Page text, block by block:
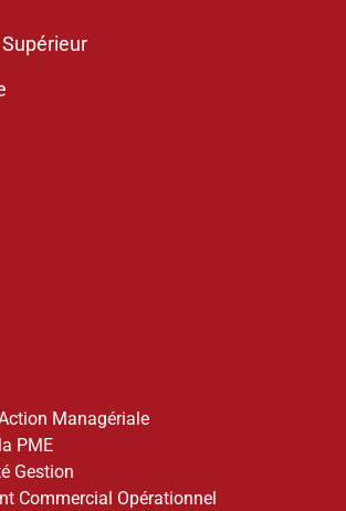
Managériale
PME
Gestion
Commercial Opérationnel